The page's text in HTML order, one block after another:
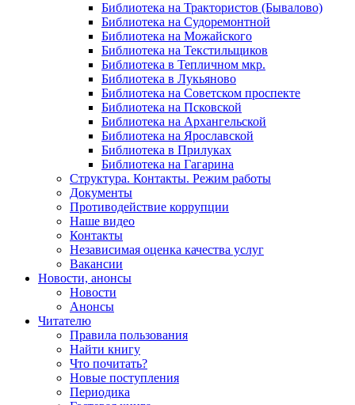
Библиотека на Трактористов (Бывалово)
Библиотека на Судоремонтной
Библиотека на Можайского
Библиотека на Текстильщиков
Библиотека в Тепличном мкр.
Библиотека в Лукьяново
Библиотека на Советском проспекте
Библиотека на Псковской
Библиотека на Архангельской
Библиотека на Ярославской
Библиотека в Прилуках
Библиотека на Гагарина
Структура. Контакты. Режим работы
Документы
Противодействие коррупции
Наше видео
Контакты
Независимая оценка качества услуг
Вакансии
Новости, анонсы
Новости
Анонсы
Читателю
Правила пользования
Найти книгу
Что почитать?
Новые поступления
Периодика